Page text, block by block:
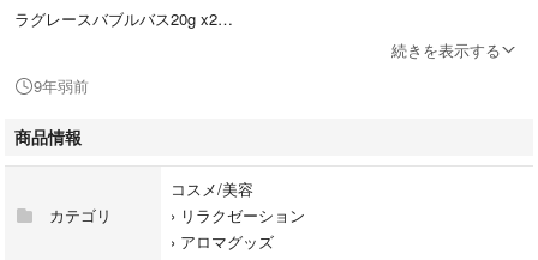
ラグレースバブルバス20g x2
アルゴテルムジェントルバスソープ25g x2
全て新品未開封です。
サイトでは5000円相当ですので、全て含めてこの価格はかなりお得です。
ご自分へのご褒美にいかがでしょうか。
続きを表示する
9年弱前
商品情報
カテゴリ
コスメ/美容
› リラクゼーション
› アロマグッズ